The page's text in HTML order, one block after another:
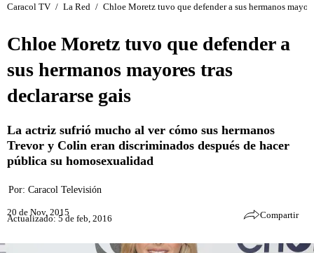
Caracol TV / La Red / Chloe Moretz tuvo que defender a sus hermanos
Chloe Moretz tuvo que defender a
sus hermanos mayores tras
declararse gais
La actriz sufrió mucho al ver cómo sus hermanos
Trevor y Colin eran discriminados después de hacer
pública su homosexualidad
Por: Caracol Televisión
20 de Nov, 2015
Actualizado: 5 de feb, 2016 Compartir